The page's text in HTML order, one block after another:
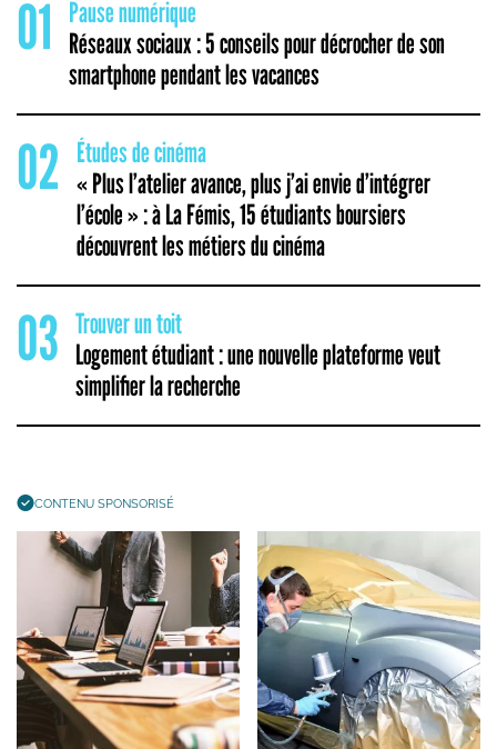
01 Pause numérique
Réseaux sociaux : 5 conseils pour décrocher de son
smartphone pendant les vacances
02 Études de cinéma
« Plus l’atelier avance, plus j’ai envie d’intégrer
l’école » : à La Fémis, 15 étudiants boursiers
découvrent les métiers du cinéma
03 Trouver un toit
Logement étudiant : une nouvelle plateforme veut
simplifier la recherche
CONTENU SPONSORISÉ